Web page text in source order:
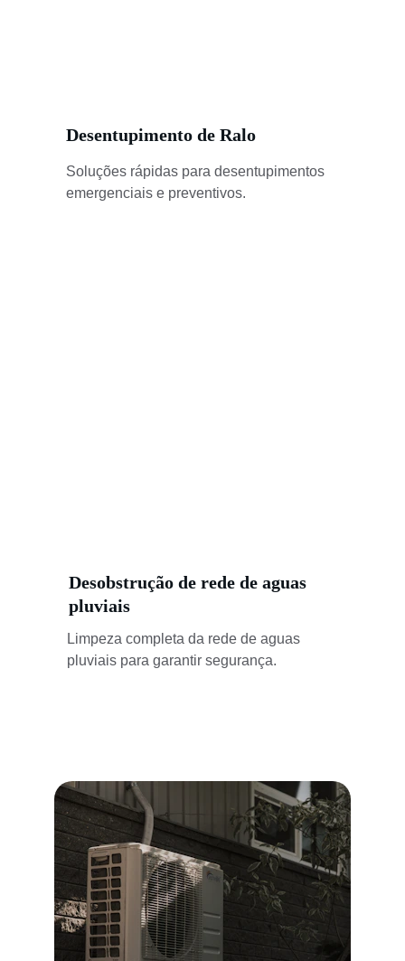
Desentupimento de Ralo
Soluções rápidas para desentupimentos
emergenciais e preventivos.
Desobstrução de rede de aguas
pluviais
Limpeza completa da rede de aguas
pluviais para garantir segurança.